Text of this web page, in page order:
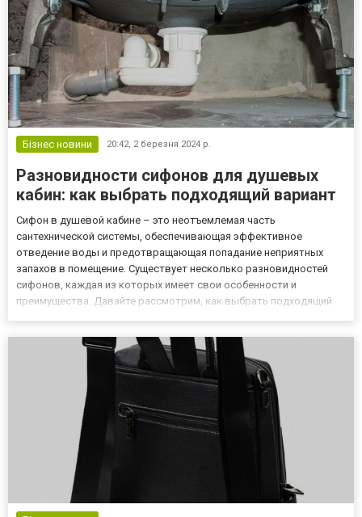
Бізнес новини 20:42, 2 березня 2024 р.
Разновидности сифонов для душевых
кабин: как выбрать подходящий вариант
Сифон в душевой кабине – это неотъемлемая часть
сантехнической системы, обеспечивающая эффективное
отведение воды и предотвращающая попадание неприятных
запахов в помещение. Существует несколько разновидностей
сифонов, каждая из которых имеет свои особенности и
преимущества. Давайте рассмотрим, как выбрать подходящий
состоящую из корпуса, водоп...